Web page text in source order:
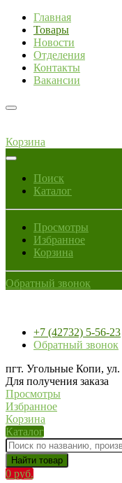
Главная
Товары
Новости
Отделения
Контакты
Вакансии
Корзина
Поиск
Каталог
Просмотры
Избранное
Корзина
Обратный звонок
+7 (42732) 5-56-23
Обратный звонок
пгт. Угольные Копи,
Для получения заказа
Просмотры
Избранное
Корзина
Каталог
Найти товар
0 руб.